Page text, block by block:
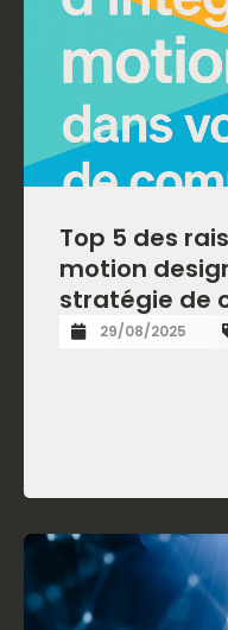
Top 5 des
motion
stratégie de
29/08/2025